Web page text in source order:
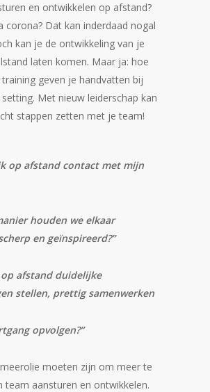
en ontwikkelen op afstand?
corona? Dat kan inderdaad nogal
kan je de ontwikkeling van je
laten komen. Maar ja: hoe
training geven je handvatten bij
Met nieuw leiderschap kan
stappen zetten met je team!
op afstand contact met mijn
houden we elkaar
en geïnspireerd?”
op afstand duidelijke
stellen, prettig samenwerken
opvolgen?”
moeten zijn om meer te
team aansturen en ontwikkelen.